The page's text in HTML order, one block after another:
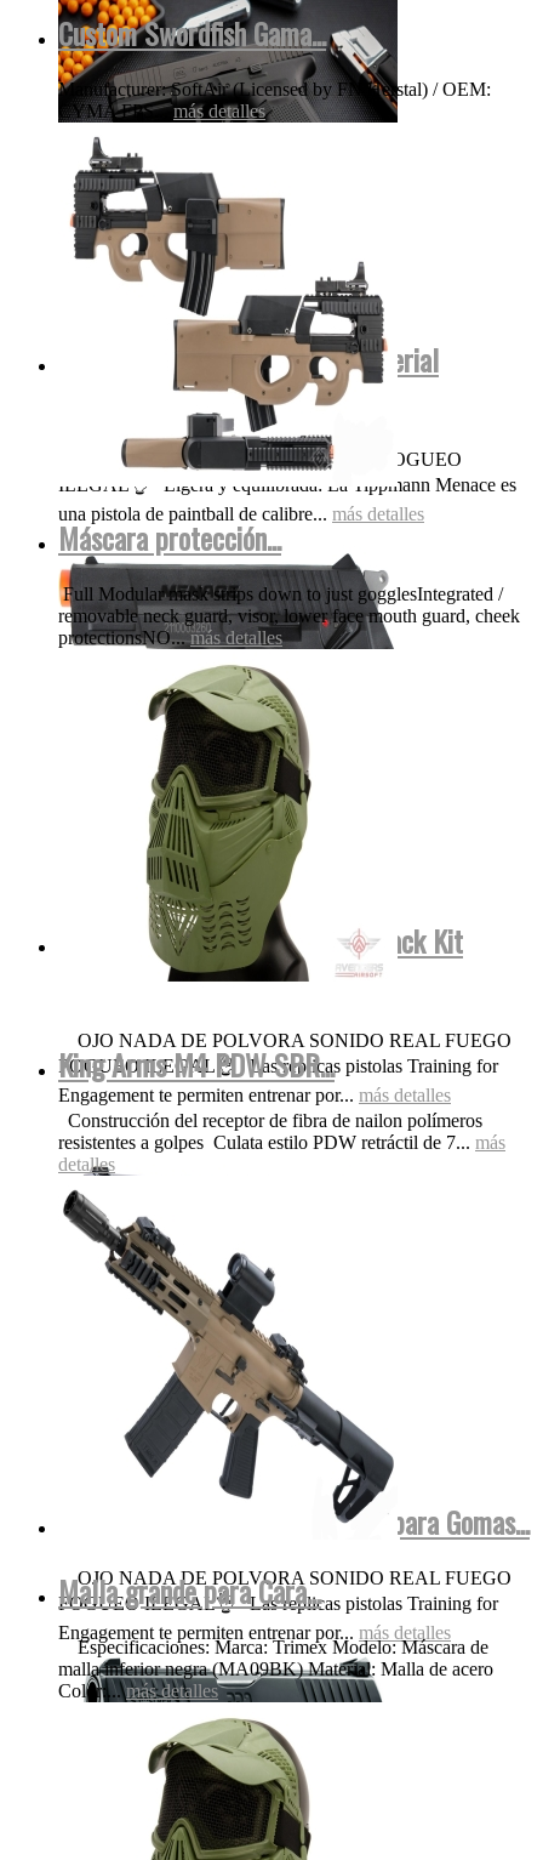
Menace Tippmann co2 .50 (Material
polímero No...
OJO NADA DE POLVORA FUEGO FOGUEO
ILEGAL👌 Ligera y equilibrada: La Tippmann Menace es
una pistola de paintball de calibre... más detalles
Smith&Wesson FulMetal Blowback Kit
Dispara Gomas...
OJO NADA DE POLVORA SONIDO REAL FUEGO
FOGUEO ILEGAL👌 Las replicas pistolas Training for
Engagement te permiten entrenar por... más detalles
Walther FulMetal Blowback Dispara Gomas...
OJO NADA DE POLVORA SONIDO REAL FUEGO
FOGUEO ILEGAL👌 Las replicas pistolas Training for
Engagement te permiten entrenar por... más detalles
Custom Swordfish Gama...
Manufacturer: SoftAir (Licensed by FN Herstal) / OEM:
CYMA FPS...más detalles
Máscara protección...
Full Modular mask strips down to just gogglesIntegrated /
removable neck guard, visor, lower face mouth guard, cheek
protectionsNO...más detalles
King Arms M4 PDW SBR...
Construcción del receptor de fibra de nailon polímeros
resistentes a golpes Culata estilo PDW retráctil de 7... más
detalles
Malla grande para Cara...
Especificaciones: Marca: Trimex Modelo: Máscara de
malla inferior negra (MA09BK) Material: Malla de acero
Color:...más detalles